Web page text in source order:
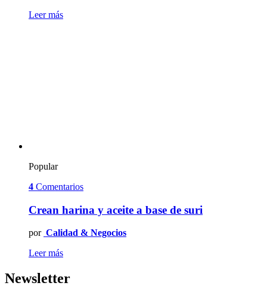
Leer más
Popular
4 Comentarios
Crean harina y aceite a base de suri
por Calidad & Negocios
Leer más
Newsletter